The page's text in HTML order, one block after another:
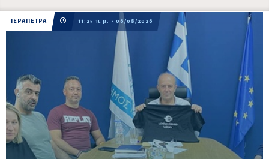
ΙΕΡΑΠΕΤΡΑ 11:25 π.μ. - 06/08/2026